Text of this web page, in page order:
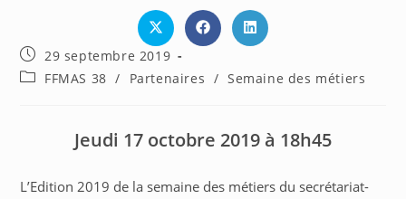
CONTENU
Ouvrir
dans
une
autre
fenêtre
Ouvrir
dans
autre
fenêtre
Ouvrir
dans
autre
fenêtre
Publication
publiée :
29 septembre 2019
PostFFMAS 38 / Partenaires / Semaine des métiers
Jeudi 17 octobre 2019 à 18h45
L’Edition 2019 de la semaine des métiers du secrétariat-